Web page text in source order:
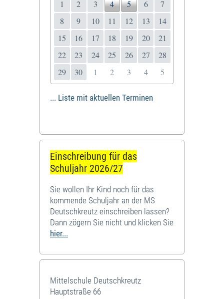
1 2 3 4 5 6
7
8
9 10 11 12 13
14
15
16 17 18 19 20
21
22
23 24 25 26 27
28
29
30 1 2 3 4 5
... Liste mit aktuellen Terminen
Einschreibung für das
Schuljahr 2026/27
Sie wollen Ihr Kind noch für das
kommende Schuljahr an der MS
Deutschkreutz einschreiben lassen?
Dann zögern Sie nicht und klicken Sie
hier...
Mittelschule Deutschkreutz
Hauptstraße 66